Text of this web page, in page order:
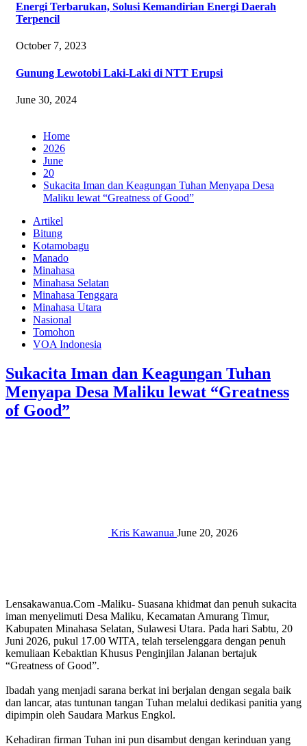
Energi Terbarukan, Solusi Kemandirian Energi Daerah
Terpencil
October 7, 2023
Gunung Lewotobi Laki-Laki di NTT Erupsi
June 30, 2024
Home
2026
June
20
Sukacita Iman dan Keagungan Tuhan Menyapa Desa
Maliku lewat “Greatness of Good”
Artikel
Bitung
Kotamobagu
Manado
Minahasa
Minahasa Selatan
Minahasa Tenggara
Minahasa Utara
Nasional
Tomohon
VOA Indonesia
Sukacita Iman dan Keagungan Tuhan
Menyapa Desa Maliku lewat “Greatness
of Good”
Kris Kawanua June 20, 2026
‎Lensakawanua.Com -​Maliku- Suasana khidmat dan penuh sukacita
iman menyelimuti Desa Maliku, Kecamatan Amurang Timur,
Kabupaten Minahasa Selatan, Sulawesi Utara. Pada hari Sabtu, 20
Juni 2026, pukul 17.00 WITA, telah terselenggara dengan penuh
kemuliaan Kebaktian Khusus Penginjilan Jalanan bertajuk
“Greatness of Good”.
‎​Ibadah yang menjadi sarana berkat ini berjalan dengan segala baik
dan lancar, atas tuntunan tangan Tuhan melalui dedikasi panitia yang
dipimpin oleh Saudara Markus Engkol.
‎Kehadiran firman Tuhan ini pun disambut dengan kerinduan yang